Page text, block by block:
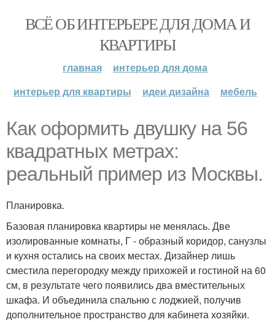
ВСЁ ОБ ИНТЕРЬЕРЕ ДЛЯ ДОМА И
КВАРТИРЫ
главная
интерьер для дома
интерьер для квартиры
идеи дизайна мебель
Как оформить двушку на 56
квадратных метрах:
реальный пример из Москвы.
Планировка.
Базовая планировка квартиры не менялась. Две
изолированные комнаты, Г - образный коридор, санузлы
и кухня остались на своих местах. Дизайнер лишь
сместила перегородку между прихожей и гостиной на 60
см, в результате чего появились два вместительных
шкафа. И объединила спальню с лоджией, получив
дополнительное пространство для кабинета хозяйки.